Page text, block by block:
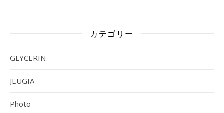
カテゴリー
GLYCERIN
JEUGIA
Photo